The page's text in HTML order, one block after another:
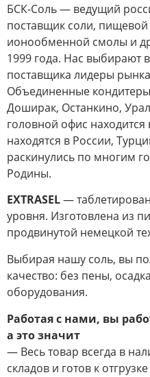
БСК-Соль — ведущий
поставщик соли, пищевой
ионообменной смолы и
1999 года. Нас выбирают
поставщика лидеры
Объединенные
Доширак, Останкино,
головной офис находится
находятся в России,
раскинулись по многим
Родины.
EXTRASEL—
уровня. Изготовлена из
продвинутой немецкой
Выбирая нашу соль, вы
качество: без пены,
оборудования.
Работая с нами, вы
а это значит
— Весь товар всегда в
складов и готов к отгрузке